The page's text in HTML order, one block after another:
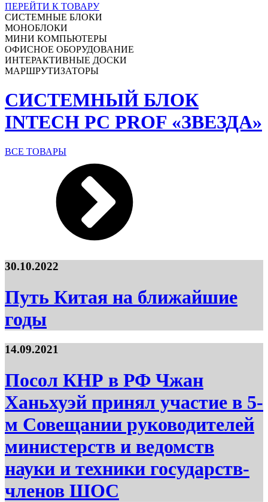
ПЕРЕЙТИ К ТОВАРУ
СИСТЕМНЫЕ БЛОКИ
МОНОБЛОКИ
МИНИ КОМПЬЮТЕРЫ
ОФИСНОЕ ОБОРУДОВАНИЕ
ИНТЕРАКТИВНЫЕ ДОСКИ
МАРШРУТИЗАТОРЫ
СИСТЕМНЫЙ БЛОК
INTECH PC PROF «ЗВЕЗДА»
ВСЕ ТОВАРЫ
30.10.2022
Путь Китая на ближайшие
годы
14.09.2021
Посол КНР в РФ Чжан
Ханьхуэй принял участие в 5-
м Совещании руководителей
министерств и ведомств
науки и техники государств-
членов ШОС